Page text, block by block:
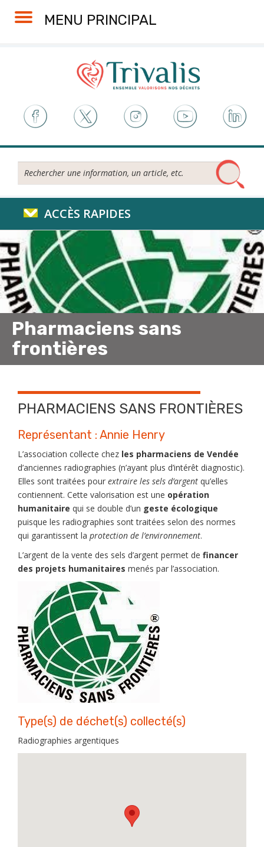
MENU PRINCIPAL
Rechercher...
ACCÈS RAPIDES
Pharmaciens sans
frontières
PHARMACIENS SANS FRONTIÈRES
Représentant : Annie Henry
L’association collecte chez les pharmaciens de Vendée
d’anciennes radiographies (n’ayant plus d’intérêt diagnostic).
Elles sont traitées pour extraire les sels d’argent qu’elles
contiennent. Cette valorisation est une opération
humanitaire qui se double d’un geste écologique
puisque les radiographies sont traitées selon des normes
qui garantissent la protection de l’environnement.
L’argent de la vente des sels d’argent permet de financer
des projets humanitaires menés par l’association.
Type(s) de déchet(s) collecté(s)
Radiographies argentiques